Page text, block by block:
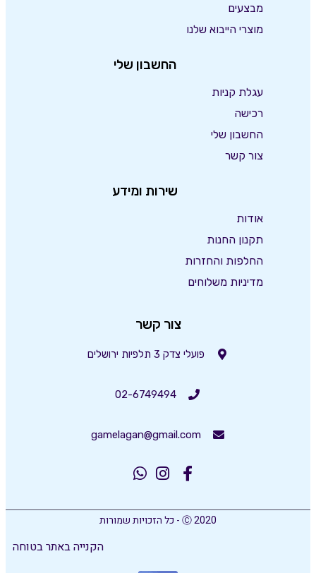
מבצעים
מוצרי הייבוא שלנו
החשבון שלי
עגלת קניות
רכישה
החשבון שלי
צור קשר
שירות ומידע
אודות
תקנון החנות
החלפות והחזרות
מדיניות משלוחים
צור קשר
פועלי צדק 3 תלפיות ירושלים
02-6749494
gamelagan@gmail.com
Ⓒ 2020 - כל הזכויות שמורות
הקנייה באתר בטוחה